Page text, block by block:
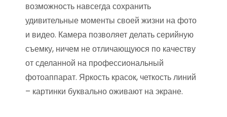
возможность навсегда сохранить
удивительные моменты своей жизни на фото
и видео. Камера позволяет делать серийную
съемку, ничем не отличающуюся по качеству
от сделанной на профессиональный
фотоаппарат. Яркость красок, четкость линий
– картинки буквально оживают на экране.